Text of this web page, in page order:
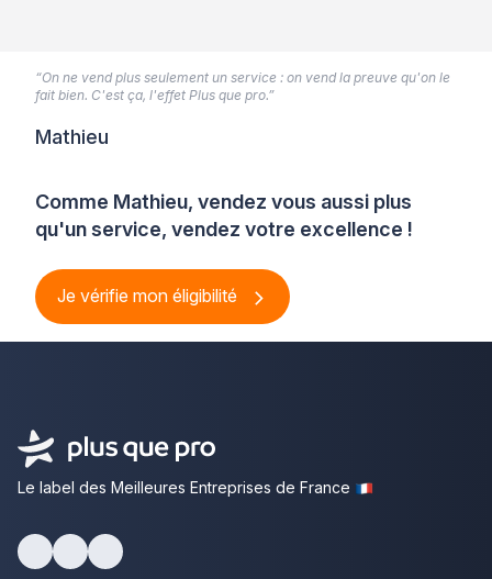
Comme Mathieu, vendez vous aussi plus
qu'un service, vendez votre excellence !
Je vérifie mon éligibilité
“On ne vend plus seulement un service : on vend la preuve qu'on le
fait bien. C'est ça, l'effet Plus que pro.”
Mathieu
Le label des Meilleures Entreprises de France